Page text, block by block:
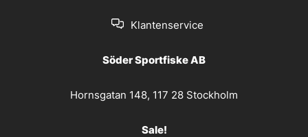
Klantenservice
Söder Sportfiske AB
Hornsgatan 148, 117 28 Stockholm
Sale!